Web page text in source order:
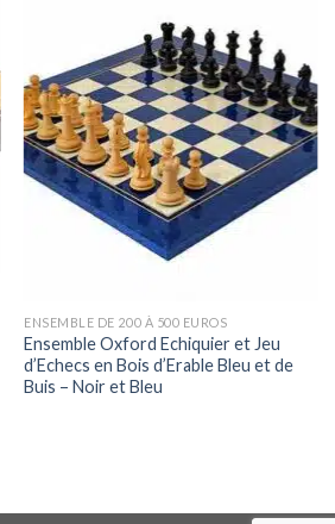
ENSEMBLE DE 200 À 500 EUROS
Ensemble Oxford Echiquier et Jeu
d’Echecs en Bois d’Erable Bleu et de
Buis – Noir et Bleu